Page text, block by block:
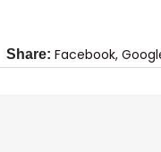
Share: Facebook,